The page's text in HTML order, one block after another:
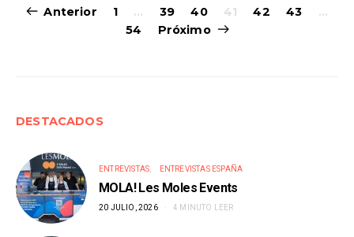
Navegación
de
Anterior 1 … 39 40 41 42 43
…
54
Próximo
DESTACADOS
ENTREVISTAS ENTREVISTAS ESPAÑA
MOLA! Les Moles Events
20 JULIO, 2026 4 MINUTO LEER